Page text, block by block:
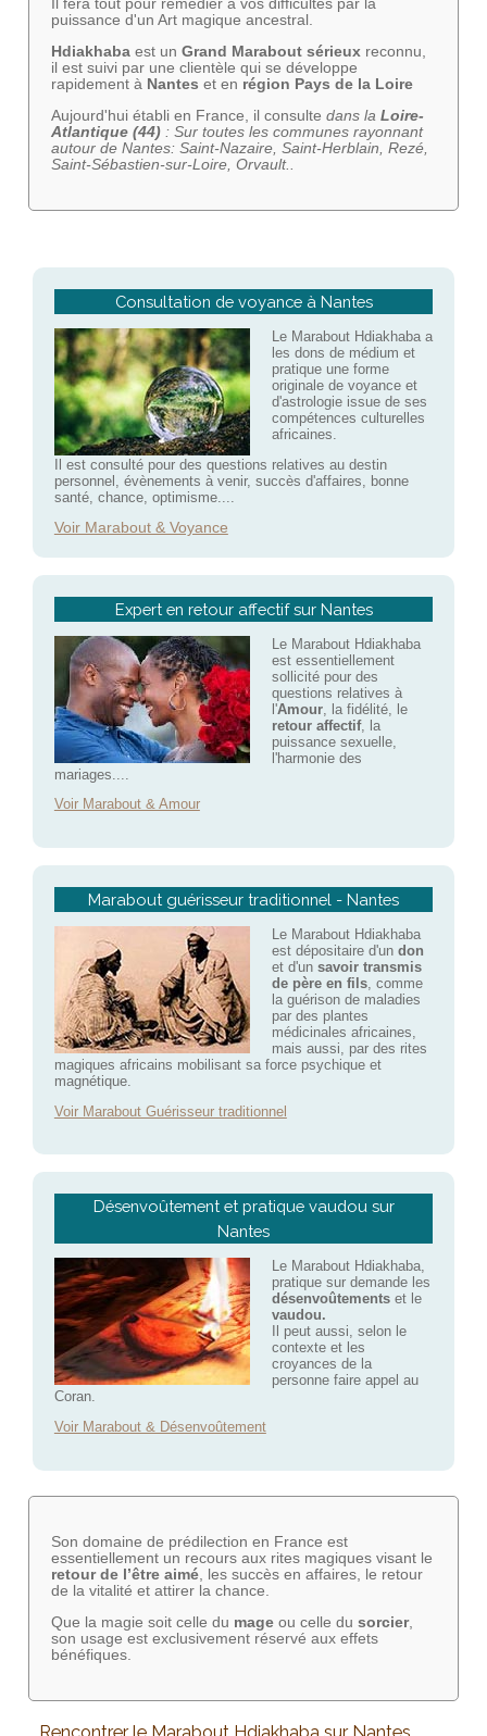
puissance d'un Art magique ancestral.
Hdiakhaba est un Grand Marabout sérieuxreconnu,
il est suivi par une clientèle qui se développe
rapidement à Nantes et en région Pays de la Loire
Aujourd'hui établi en France, il consulte dans la Loire-
Atlantique (44) : Sur toutes les communes rayonnant
autour de Nantes: Saint-Nazaire, Saint-Herblain, Rezé,
Saint-Sébastien-sur-Loire, Orvault..
Consultation de voyance à Nantes
Le Marabout Hdiakhaba a
les dons de médium et
pratique une forme
originale de voyance et
d'astrologie issue de ses
compétences culturelles
africaines.
Il est consulté pour des questions relatives au destin
personnel, évènements à venir, succès d'affaires, bonne
santé, chance, optimisme....
Voir Marabout & Voyance
Expert en retour affectif sur Nantes
Le Marabout Hdiakhaba
est essentiellement
sollicité pour des
questions relatives à
l'Amour, la fidélité, le
retour affectif, la
puissance sexuelle,
l'harmonie des
mariages....
Voir Marabout & Amour
Marabout guérisseur traditionnel - Nantes
Le Marabout Hdiakhaba
est dépositaire d'un don
et d'un savoir transmis
de père en fils, comme
la guérison de maladies
par des plantes
médicinales africaines,
mais aussi, par des rites
magiques africains mobilisant sa force psychique et
magnétique.
Voir Marabout Guérisseur traditionnel
Désenvoûtement et pratique vaudou sur
Nantes
Le Marabout Hdiakhaba,
pratique sur demande les
désenvoûtementset le
vaudou.
Il peut aussi, selon le
contexte et les
croyances de la
personne faire appel au
Coran.
Voir Marabout & Désenvoûtement
Son domaine de prédilection en France est
essentiellement un recours aux rites magiques visant le
retour de l’être aimé, les succès en affaires, le retour
de la vitalité et attirer la chance.
Que la magie soit celle du mageou celle du sorcier,
son usage est exclusivement réservé aux effets
bénéfiques.